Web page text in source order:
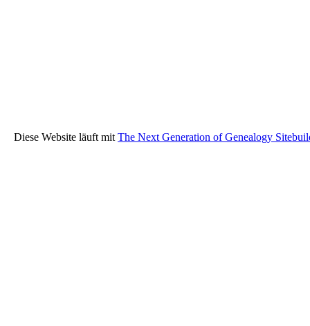
Diese Website läuft mit The Next Generation of Genealogy